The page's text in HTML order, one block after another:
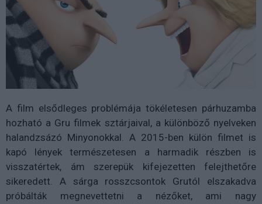
A film elsődleges problémája tökéletesen párhuzamba
hozható a Gru filmek sztárjaival, a különböző nyelveken
halandzsázó Minyonokkal. A 2015-ben külön filmet is
kapó lények természetesen a harmadik részben is
visszatértek, ám szerepük kifejezetten felejthetőre
sikeredett. A sárga rosszcsontok Grutól elszakadva
próbálták megnevettetni a nézőket, ami nagy